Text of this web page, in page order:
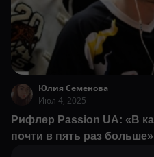
Юлия Семенова
Июл 4, 2025
Рифлер Passion UA: «В
почти в пять раз больше»